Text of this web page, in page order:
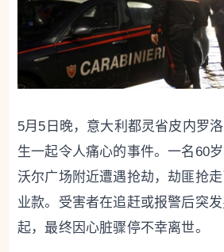
5月5日晚，意大利都灵省皮内罗
生一起令人痛心的事件。一名60
沃尔广场附近遭遇抢劫，劫匪抢
业款。受害者在追赶或报警后突
起，最终因心脏骤停不幸离世。